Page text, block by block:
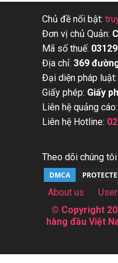
Chủ đề nổi bật:
Đơn vị chủ Quản:
Mã số thuế:
Địa chỉ: 369
Đại diện pháp luật:
Giấy phép: Giấy
Liên hệ quảng cáo:
Liên hệ Hotline:
Theo dõi chúng tôi
About us
© Copyright
hàng đầu Việt